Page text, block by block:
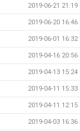
2019-06-21 21:19
2019-06-20 16:46
2019-06-01 16:32
2019-04-16 20:56
2019-04-13 15:24
2019-04-11 15:33
2019-04-11 12:15
2019-04-03 16:36